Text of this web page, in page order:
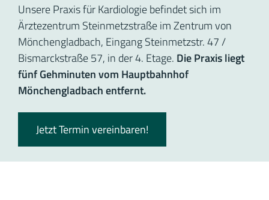
Unsere Praxis für Kardiologie befindet sich im
Ärztezentrum Steinmetzstraße im Zentrum von
Mönchengladbach, Eingang Steinmetzstr. 47 /
Bismarckstraße 57, in der 4. Etage. Die Praxis liegt
fünf Gehminuten vom Hauptbahnhof
Mönchengladbach entfernt.
Jetzt Termin vereinbaren!